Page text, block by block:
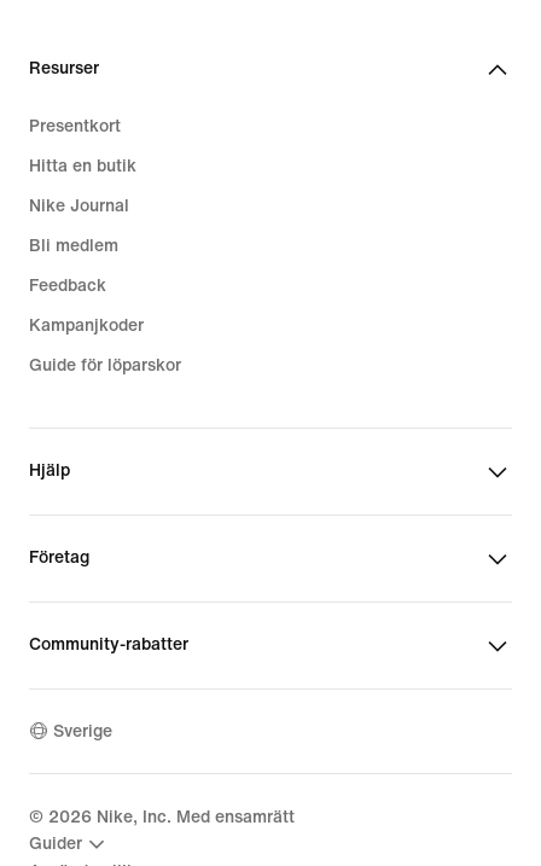
Resurser
Presentkort
Hitta en butik
Nike Journal
Bli medlem
Feedback
Kampanjkoder
Guide för löparskor
Hjälp
Företag
Community-rabatter
Sverige
© 2026 Nike, Inc. Med ensamrätt
Guider